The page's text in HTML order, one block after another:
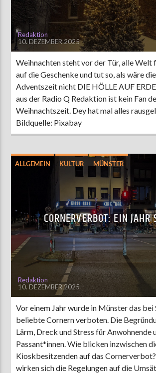
Redaktion
10. DEZEMBER 2025
Weihnachten steht vor der Tür, alle Welt
auf die Geschenke und tut so, als wäre
Adventszeit nicht DIE HÖLLE AUF
aus der Radio Q Redaktion ist kein Fan
Weihnachtszeit. Dey hat mal alles
Bildquelle: Pixabay
ALLGEMEIN KULTUR MÜNSTER
CORNERVERBOT: EIN JAHR
Redaktion
10. DEZEMBER 2025
Vor einem Jahr wurde in Münster das bei
beliebte Cornern verboten. Die
Lärm, Dreck und Stress für Anwohnende
Passant*innen. Wie blicken inzwischen
Kioskbesitzenden auf das
wirken sich die Regelungen auf die